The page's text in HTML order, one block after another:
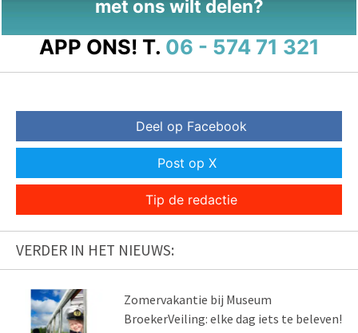
met ons wilt delen?
APP ONS! T. 06 - 574 71 321
Deel op Facebook
Post op X
Tip de redactie
VERDER IN HET NIEUWS:
Zomervakantie bij Museum
BroekerVeiling: elke dag iets te beleven!